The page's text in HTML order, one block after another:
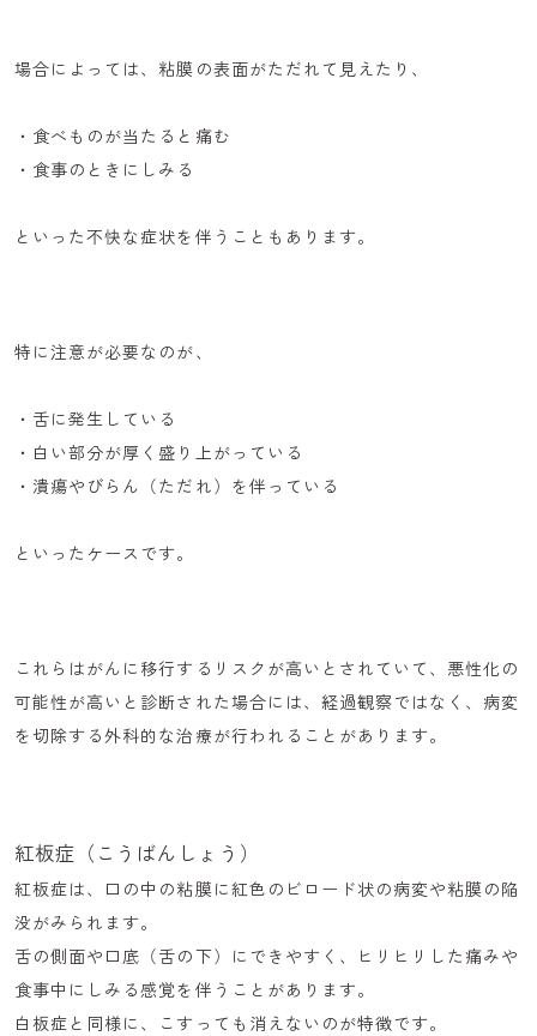
場合によっては、粘膜の表面がただれて見えたり、
・食べものが当たると痛む
・食事のときにしみる
といった不快な症状を伴うこともあります。
特に注意が必要なのが、
・舌に発生している
・白い部分が厚く盛り上がっている
・潰瘍やびらん（ただれ）を伴っている
といったケースです。
これらはがんに移行するリスクが高いとされていて、悪性化の
可能性が高いと診断された場合には、経過観察ではなく、病変
を切除する外科的な治療が行われることがあります。
紅板症（こうばんしょう）
紅板症は、口の中の粘膜に紅色のビロード状の病変や粘膜の陥
没がみられます。
舌の側面や口底（舌の下）にできやすく、ヒリヒリした痛みや
食事中にしみる感覚を伴うことがあります。
白板症と同様に、こすっても消えないのが特徴です。